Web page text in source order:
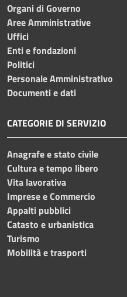
Organi di Governo
Aree Amministrative
Uffici
Enti e fondazioni
Politici
Personale Amministrativo
Documenti e dati
CATEGORIE DI SERVIZIO
Anagrafe e stato civile
Cultura e tempo libero
Vita lavorativa
Imprese e Commercio
Appalti pubblici
Catasto e urbanistica
Turismo
Mobilità e trasporti